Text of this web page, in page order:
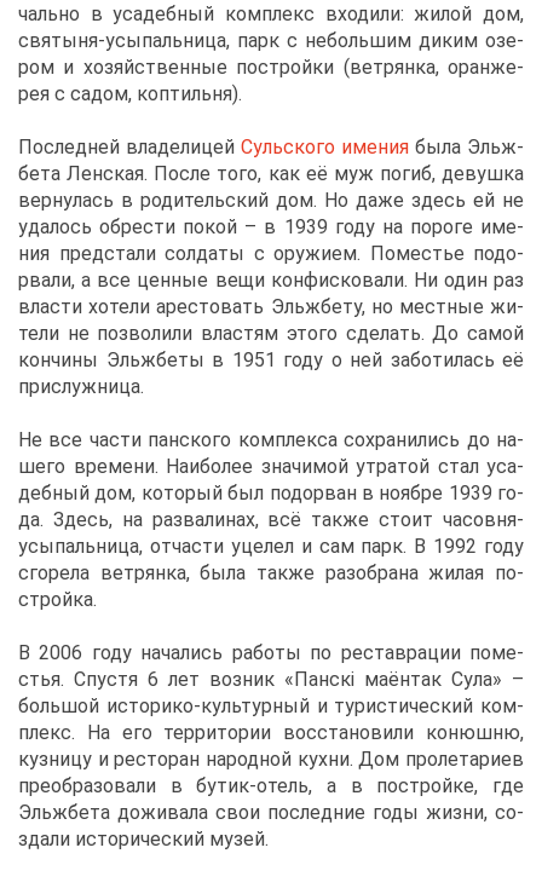
чаль­но в уса­деб­ный ком­плекс вхо­ди­ли: жи­лой дом,
свя­ты­ня-усы­паль­ни­ца, парк с неболь­шим ди­ким озе­
ром и хо­зяй­ствен­ные по­строй­ки (вет­рян­ка, оран­же­
рея с са­дом, коп­тиль­ня).
По­след­ней вла­де­ли­цей Суль­ско­го име­ния бы­ла Эльж­
бе­та Лен­ская. По­сле то­го, как её муж по­гиб, де­вуш­ка
вер­ну­лась в ро­ди­тель­ский дом. Но да­же здесь ей не
уда­лось об­ре­сти по­кой – в 1939 го­ду на по­ро­ге име­
ния пред­ста­ли сол­да­ты с ору­жи­ем. По­ме­стье по­до­
рва­ли, а все цен­ные ве­щи кон­фис­ко­ва­ли. Ни один раз
вла­сти хо­те­ли аре­сто­вать Эльж­бе­ту, но мест­ные жи­
те­ли не поз­во­ли­ли вла­стям это­го сде­лать. До са­мой
кон­чи­ны Эльж­бе­ты в 1951 го­ду о ней за­бо­ти­лась её
при­служ­ни­ца.
Не все ча­сти пан­ско­го ком­плек­са со­хра­ни­лись до на­
ше­го вре­ме­ни. Наи­бо­лее зна­чи­мой утра­той стал уса­
деб­ный дом, ко­то­рый был по­до­рван в но­яб­ре 1939 го­
да. Здесь, на раз­ва­ли­нах, всё та­к­же сто­ит ча­сов­ня-
усы­паль­ни­ца, от­ча­сти уце­лел и сам парк. В 1992 го­ду
сго­ре­ла вет­рян­ка, бы­ла та­к­же разо­бра­на жи­лая по­
строй­ка.
В 2006 го­ду на­ча­лись ра­бо­ты по ре­став­ра­ции по­ме­
стья. Спу­стя 6 лет воз­ник «Панскі ма­ён­так Су­ла» –
боль­шой ис­то­ри­ко-куль­тур­ный и ту­ри­сти­че­ский ком­
плекс. На его тер­ри­то­рии вос­ста­но­ви­ли ко­нюш­ню,
куз­ни­цу и ре­сто­ран на­род­ной кух­ни. Дом про­ле­та­ри­ев
пре­об­ра­зо­ва­ли в бу­тик-отель, а в по­строй­ке, где
Эльж­бе­та до­жи­ва­ла свои по­след­ние го­ды жиз­ни, со­
зда­ли ис­то­ри­че­ский му­зей.